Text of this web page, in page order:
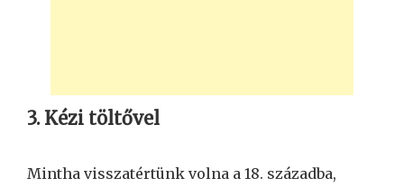
3. Kézi töltővel
Mintha visszatértünk volna a 18. századba,